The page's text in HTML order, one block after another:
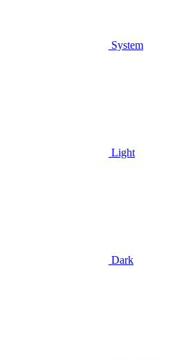
System
Light
Dark